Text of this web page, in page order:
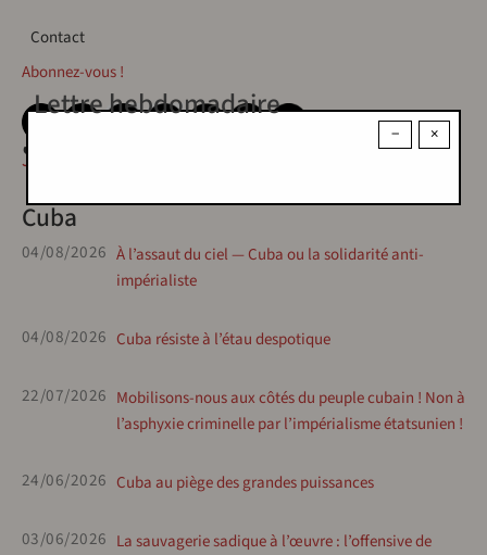
×
−
Lettre hebdomadaire
Contact
Contact
Abonnez-vous !
Jack Radcliff
Cuba
04/08/2026 À l’assaut du ciel — Cuba ou la solidarité anti-
impérialiste
04/08/2026 Cuba résiste à l’étau despotique
22/07/2026 Mobilisons-nous aux côtés du peuple cubain ! Non à
l’asphyxie criminelle par l’impérialisme étatsunien !
24/06/2026 Cuba au piège des grandes puissances
03/06/2026 La sauvagerie sadique à l’œuvre : l’offensive de